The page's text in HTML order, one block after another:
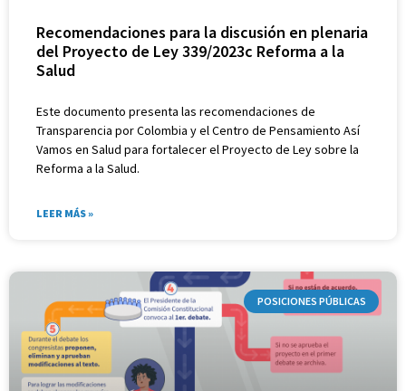
Recomendaciones para la discusión en plenaria
del Proyecto de Ley 339/2023c Reforma a la
Salud
Este documento presenta las recomendaciones de
Transparencia por Colombia y el Centro de Pensamiento Así
Vamos en Salud para fortalecer el Proyecto de Ley sobre la
Reforma a la Salud.
LEER MÁS »
POSICIONES PÚBLICAS